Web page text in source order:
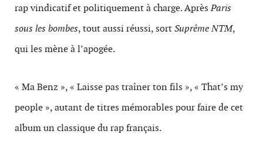
rap vindicatif et politiquement à charge. AprèsParis
sous les bombes, tout aussi réussi, sortSuprême NTM,
qui les mène à l’apogée.
« Ma Benz », « Laisse pas traîner ton fils », « That’s my
people », autant de titres mémorables pour faire de cet
album un classique du rap français.